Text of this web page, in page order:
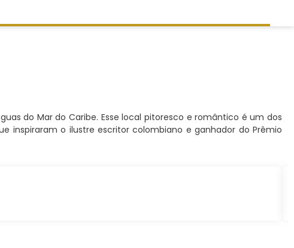
do Mar do Caribe. Esse local pitoresco e romântico é um dos
inspiraram o ilustre escritor colombiano e ganhador do Prêmio